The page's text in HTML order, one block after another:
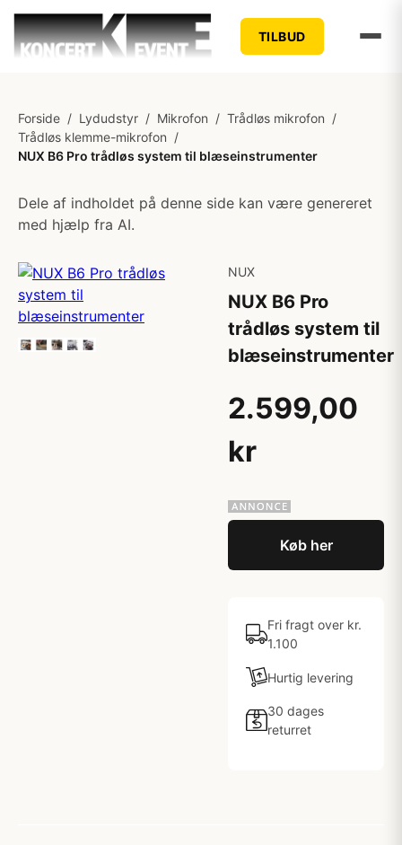
TILBUD
Forside / Lydudstyr / Mikrofon / Trådløs mikrofon /
Trådløs klemme-mikrofon /
NUX B6 Pro trådløs system til blæseinstrumenter
Dele af indholdet på denne side kan være genereret
med hjælp fra AI.
NUX
NUX B6 Pro
trådløs system til
blæseinstrumenter
2.599,00
kr
Køb her
Fri fragt over kr.
1.100
Hurtig levering
30 dages
returret